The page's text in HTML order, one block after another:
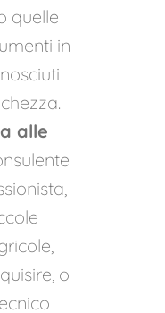
quelle
in
alle
o